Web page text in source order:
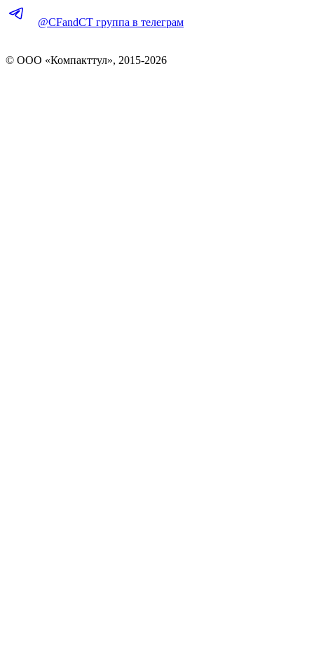
@CFandCT группа в телеграм
© OOO «Компакттул», 2015-2026